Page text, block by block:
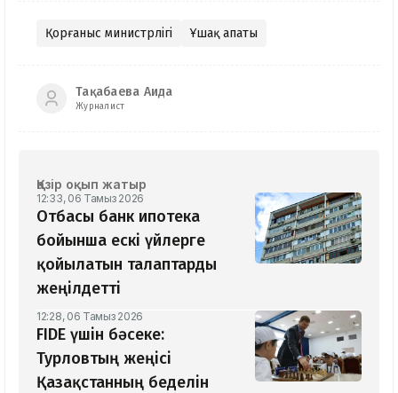
Қорғаныс министрлігі Ұшақ апаты
Тақабаева Аида
Журналист
Қазір оқып жатыр
12:33, 06 Тамыз 2026
Отбасы банк ипотека
бойынша ескі үйлерге
қойылатын талаптарды
жеңілдетті
12:28, 06 Тамыз 2026
​FIDE үшін бәсеке:
Турловтың жеңісі
Қазақстанның беделін